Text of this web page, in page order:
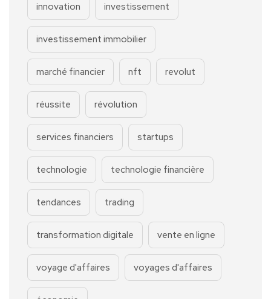
innovation investissement
investissement immobilier
marché financier nft revolut
réussite révolution
services financiers startups
technologie technologie financière
tendances trading
transformation digitale vente en ligne
voyage d'affaires voyages d'affaires